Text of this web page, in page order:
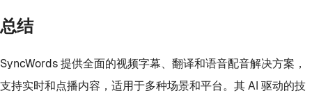
总结
SyncWords 提供全面的视频字幕、翻译和语音配音解决方案，
支持实时和点播内容，适用于多种场景和平台。其 AI 驱动的技